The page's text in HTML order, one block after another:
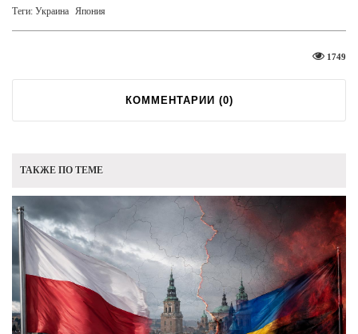
Теги: Украина Япония
1749
КОММЕНТАРИИ (0)
ТАКЖЕ ПО ТЕМЕ